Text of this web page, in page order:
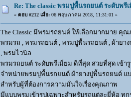
Re: The classic พรมปูพื้นรถยนต์ ระดับพรี
« ตอบ #212 เมื่อ:06 พฤษภาคม 2018, 11:31:01 »
The Classic มีพรมรถยนต์ ให้เลือกมากมาย คุ
พรมรถ , พรมรถยนต์ , พรมปูพื้นรถยนต์ , ผ้ายา
, พรมไวนิล
พรมรถยนต์ ระดับพรีเมี่ยม ดีที่สุด สวยที่สุด เข้ารู
จำหน่ายพรมปูพื้นรถยนต์ ผ้ายางปูพื้นรถยนต์ แบบ
สำหรับผู้ที่ต้องการความมั่นใจเรื่องคุณภาพ
มีแบบพรมเข้ารูปเฉพาะสำหรับรถแต่ละยี่ห้อ ทุก